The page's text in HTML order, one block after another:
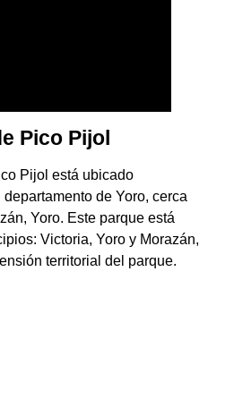
Pico Pijol
Pijol está ubicado
de Yoro, cerca
Yoro. Este parque está
Victoria, Yoro y Morazán,
territorial del parque.